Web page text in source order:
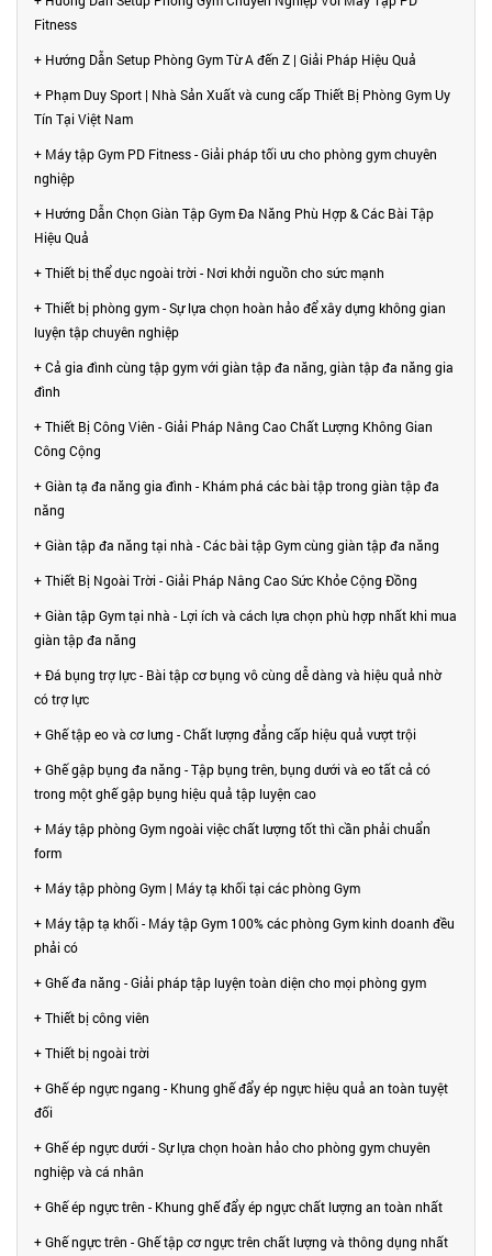
Fitness
+ Hướng Dẫn Setup Phòng Gym Từ A đến Z | Giải Pháp Hiệu Quả
+ Phạm Duy Sport | Nhà Sản Xuất và cung cấp Thiết Bị Phòng Gym Uy
Tín Tại Việt Nam
+ Máy tập Gym PD Fitness - Giải pháp tối ưu cho phòng gym chuyên
nghiệp
+ Hướng Dẫn Chọn Giàn Tập Gym Đa Năng Phù Hợp & Các Bài Tập
Hiệu Quả
+ Thiết bị thể dục ngoài trời - Nơi khởi nguồn cho sức mạnh
+ Thiết bị phòng gym - Sự lựa chọn hoàn hảo để xây dựng không gian
luyện tập chuyên nghiệp
+ Cả gia đình cùng tập gym với giàn tập đa năng, giàn tập đa năng gia
đình
+ Thiết Bị Công Viên - Giải Pháp Nâng Cao Chất Lượng Không Gian
Công Cộng
+ Giàn tạ đa năng gia đình - Khám phá các bài tập trong giàn tập đa
năng
+ Giàn tập đa năng tại nhà - Các bài tập Gym cùng giàn tập đa năng
+ Thiết Bị Ngoài Trời - Giải Pháp Nâng Cao Sức Khỏe Cộng Đồng
+ Giàn tập Gym tại nhà - Lợi ích và cách lựa chọn phù hợp nhất khi mua
giàn tập đa năng
+ Đá bụng trợ lực - Bài tập cơ bụng vô cùng dễ dàng và hiệu quả nhờ
có trợ lực
+ Ghế tập eo và cơ lưng - Chất lượng đẳng cấp hiệu quả vượt trội
+ Ghế gập bụng đa năng - Tập bụng trên, bụng dưới và eo tất cả có
trong một ghế gập bụng hiệu quả tập luyện cao
+ Máy tập phòng Gym ngoài việc chất lượng tốt thì cần phải chuẩn
form
+ Máy tập phòng Gym | Máy tạ khối tại các phòng Gym
+ Máy tập tạ khối - Máy tập Gym 100% các phòng Gym kinh doanh đều
phải có
+ Ghế đa năng - Giải pháp tập luyện toàn diện cho mọi phòng gym
+ Thiết bị công viên
+ Thiết bị ngoài trời
+ Ghế ép ngực ngang - Khung ghế đẩy ép ngực hiệu quả an toàn tuyệt
đối
+ Ghế ép ngực dưới - Sự lựa chọn hoàn hảo cho phòng gym chuyên
nghiệp và cá nhân
+ Ghế ép ngực trên - Khung ghế đẩy ép ngực chất lượng an toàn nhất
+ Ghế ngực trên - Ghế tập cơ ngực trên chất lượng và thông dụng nhất